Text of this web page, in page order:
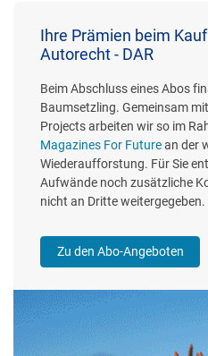
Ihre Prämien beim
Autorecht - DAR
Beim Abschluss eines Abos
Baumsetzling. Gemeinsam
Projects arbeiten wir so im
Magazines For Futurean der
Wiederaufforstung. Für Sie
Aufwände noch zusätzliche
nicht an Dritte weitergegeben.
Zu den Abo-Angeboten